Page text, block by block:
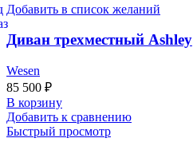
Добавить в список желаний
Диван трехместный Ashley
Wesen
85 500 ₽
В корзину
Добавить к сравнению
Быстрый просмотр